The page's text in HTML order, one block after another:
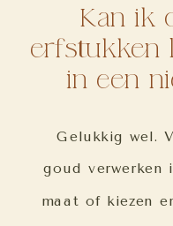
Gelukkig wel.
goud verwerken
maat of kiezen
Kan ik
erfstukken
in een